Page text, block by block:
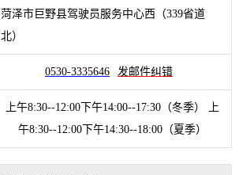
菏泽市巨野县驾驶员服务中心西（339省道
北）
0530-3335646 发邮件纠错
上午8:30--12:00下午14:00--17:30（冬季） 上
午8:30--12:00下午14:30--18:00（夏季）